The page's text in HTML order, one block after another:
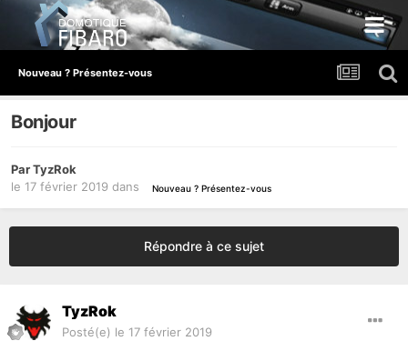
Nouveau ? Présentez-vous
Bonjour
ParTyzRok
le 17 février 2019 dans Nouveau ? Présentez-vous
Répondre à ce sujet
TyzRok
Posté(e) le 17 février 2019